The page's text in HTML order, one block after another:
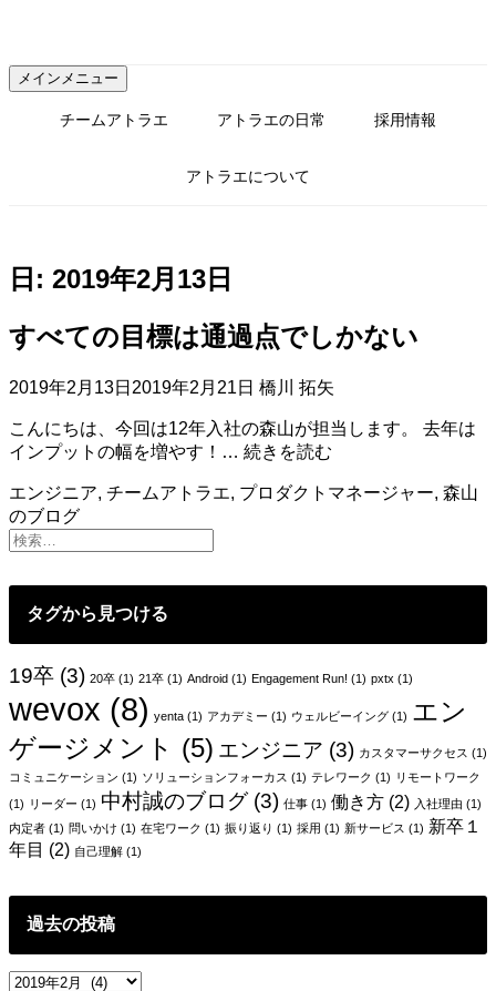
テ
ン
メインメニュー
チームアトラエ アトラエの日常 採用情報
アトラエについて
日: 2019年2月13日
すべての目標は通過点でしかない
2019年2月13日 2019年2月21日 橋川 拓矢
こんにちは、今回は12年入社の森山が担当します。 去年は
インプットの幅を増やす！… 続きを読む
て
は
で
し
な
い
エンジニア, チームアトラエ, プロダクトマネージャー, 森山
のブログ
タグから見つける
19卒 (3) 20卒 (1) 21卒 (1) Android (1) Engagement Run! (1) pxtx (1)
wevox (8) yenta (1) アカデミー (1) ウェルビーイング (1) エン
ゲージメント (5) エンジニア (3) カスタマーサクセス (1)
コミュニケーション (1) ソリューションフォーカス (1) テレワーク (1) リモートワーク
(1) リーダー (1) 中村誠のブログ(3) 仕事 (1) 働き方 (2) 入社理由 (1)
内定者 (1) 問いかけ (1) 在宅ワーク (1) 振り返り (1) 採用 (1) 新サービス (1) 新卒１
年目 (2) 自己理解 (1)
過去の投稿
過